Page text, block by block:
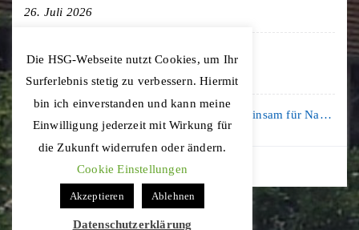
26. Juli 2026
Freiburg-Exkursion des Geschichte LK
20. Juli 2026
Kooperation mit der KLIMA ARENA: Gemeinsam für Nachhaltigkeit und Klimaschutz
16. Juli 2026
Die HSG-Webseite nutzt Cookies, um Ihr
Surferlebnis stetig zu verbessern. Hiermit
bin ich einverstanden und kann meine
Einwilligung jederzeit mit Wirkung für
die Zukunft widerrufen oder ändern.
Cookie Einstellungen
Akzeptieren Ablehnen
Datenschutzerklärung